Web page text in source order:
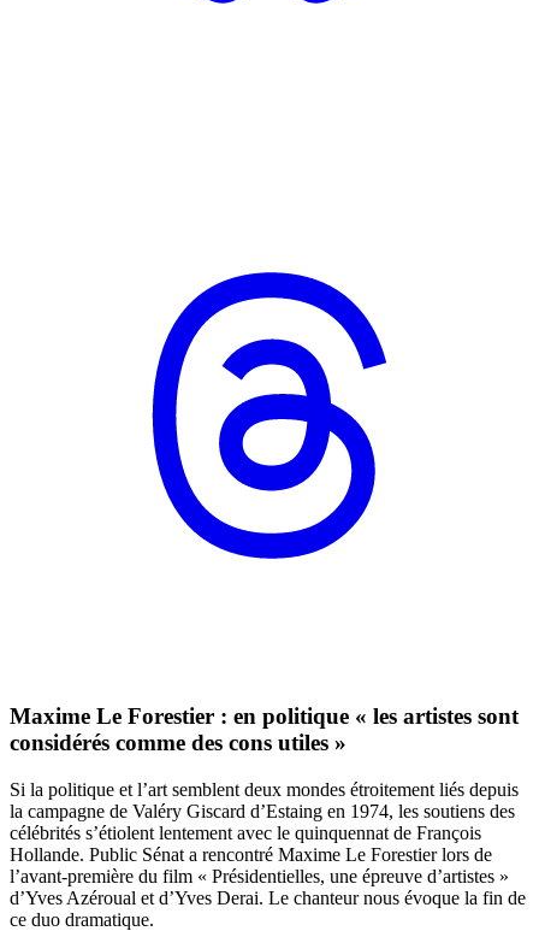
Maxime Le Forestier : en politique « les artistes sont
considérés comme des cons utiles »
Si la politique et l’art semblent deux mondes étroitement liés depuis
la campagne de Valéry Giscard d’Estaing en 1974, les soutiens des
célébrités s’étiolent lentement avec le quinquennat de François
Hollande. Public Sénat a rencontré Maxime Le Forestier lors de
l’avant-première du film « Présidentielles, une épreuve d’artistes »
d’Yves Azéroual et d’Yves Derai. Le chanteur nous évoque la fin de
ce duo dramatique.